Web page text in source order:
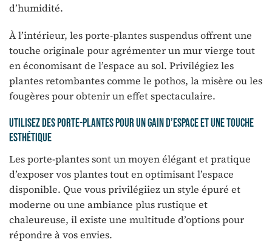
d’humidité.
À l’intérieur, les porte-plantes suspendus offrent une
touche originale pour agrémenter un mur vierge tout
en économisant de l’espace au sol. Privilégiez les
plantes retombantes comme le pothos, la misère ou les
fougères pour obtenir un effet spectaculaire.
Utilisez des porte-plantes pour un gain d’espace et une touche
esthétique
Les porte-plantes sont un moyen élégant et pratique
d’exposer vos plantes tout en optimisant l’espace
disponible. Que vous privilégiiez un style épuré et
moderne ou une ambiance plus rustique et
chaleureuse, il existe une multitude d’options pour
répondre à vos envies.